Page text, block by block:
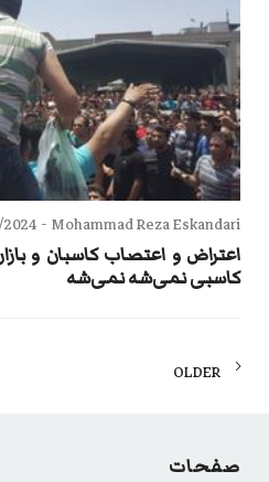
Mohammad Reza Eskandari -
اعتراض و اعتصاب کاسبان و
کاسبی نمی‌شه نمی‌شه
Posts
OLDER
صفحات